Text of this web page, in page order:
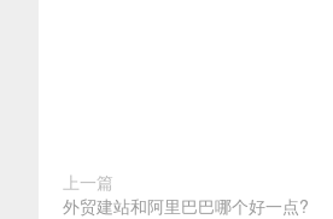
上一篇
外贸建站和阿里巴巴哪个好一点?